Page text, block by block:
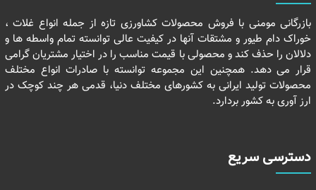
بازرگانی مومنی با فروش محصولات کشاورزی تازه از جمله انواع غلات ،
خوراک دام طیور و مشتقات آنها در کیفیت عالی توانسته تمام واسطه ها و
دلالان را حذف کند و محصولی با قیمت مناسب را در اختیار مشتریان گرامی
قرار می دهد. همچنین این مجموعه توانسته با صادرات انواع مختلف
محصولات تولید ایرانی به کشورهای مختلف دنیا، قدمی هر چند کوچک در
ارز آوری به کشور بردارد.
دسترسی سریع